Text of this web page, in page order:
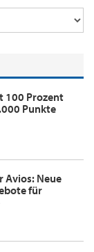
100 Prozent
Punkte
Avios: Neue
für